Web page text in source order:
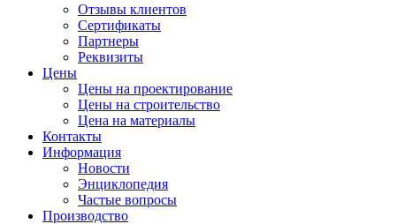
Отзывы клиентов
Сертификаты
Партнеры
Реквизиты
Цены
Цены на проектирование
Цены на строительство
Цена на материалы
Контакты
Информация
Новости
Энциклопедия
Частые вопросы
Производство